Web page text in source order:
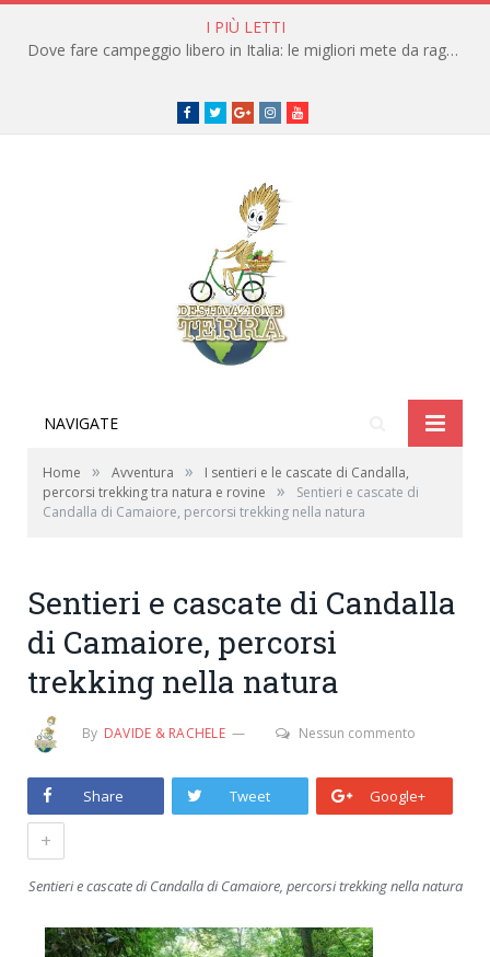
I PIÙ LETTI
Dove fare campeggio libero in Italia: le migliori mete da raggiungere in traghetto
Facebook
TwitterGoogle+instagramyoutube
NAVIGATE
Home » Avventura »
I sentieri e le cascate di Candalla,
percorsi trekking tra natura e rovine
»
Sentieri e cascate di
Candalla di Camaiore, percorsi trekking nella natura
Sentieri e cascate di Candalla
di Camaiore, percorsi
trekking nella natura
By DAVIDE & RACHELE Nessun commento
Share Tweet Google+
+
Sentieri e cascate di Candalla di Camaiore, percorsi trekking nella natura